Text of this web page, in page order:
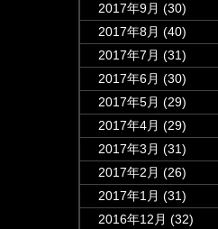
2017年9月 (30)
2017年8月 (40)
2017年7月 (31)
2017年6月 (30)
2017年5月 (29)
2017年4月 (29)
2017年3月 (31)
2017年2月 (26)
2017年1月 (31)
2016年12月 (32)